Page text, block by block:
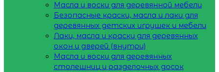
Масла и воски для деревянной мебели
Безопасные краски, масла и лаки для
деревянных детских игрушек и мебели
Лаки, масла и краски для деревянных
окон и дверей (внутри)
Масла и воски для деревянных
столешниц и разделочных досок